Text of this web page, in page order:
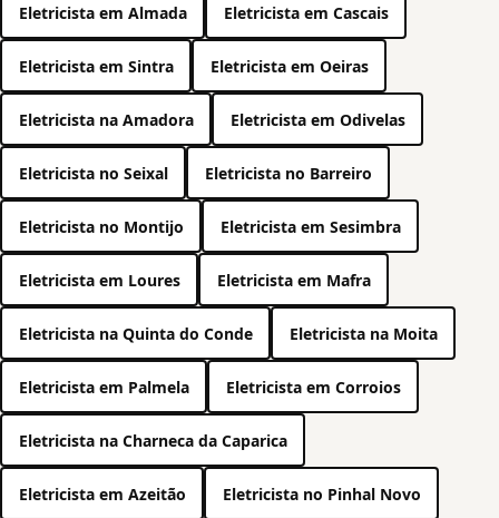
Eletricista em Almada Eletricista em Cascais
Eletricista em Sintra Eletricista em Oeiras
Eletricista na Amadora Eletricista em Odivelas
Eletricista no Seixal Eletricista no Barreiro
Eletricista no Montijo Eletricista em Sesimbra
Eletricista em Loures Eletricista em Mafra
Eletricista na Quinta do Conde Eletricista na Moita
Eletricista em Palmela Eletricista em Corroios
Eletricista na Charneca da Caparica
Eletricista em Azeitão Eletricista no Pinhal Novo